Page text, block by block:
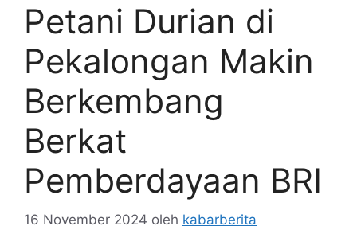
Petani Durian di
Pekalongan Makin
Berkembang
Berkat
Pemberdayaan BRI
16 November 2024 oleh kabarberita